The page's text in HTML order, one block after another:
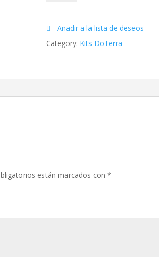
Añadir a la lista de deseos
Category: Kits DoTerra
están marcados con*